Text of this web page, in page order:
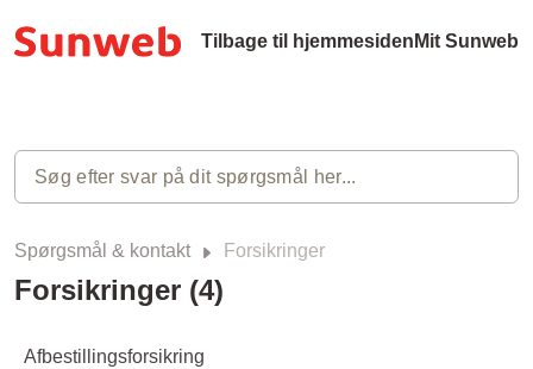
Tilbage til hjemmesiden Mit Sunweb
Spørgsmål & kontakt Forsikringer
Forsikringer (4)
Afbestillingsforsikring